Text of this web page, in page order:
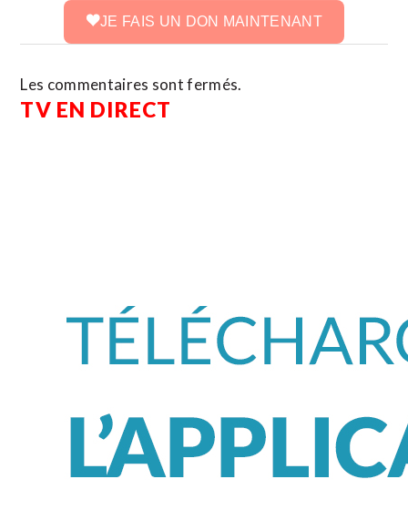
JE FAIS UN DON MAINTENANT
Les commentaires sont fermés.
TV EN DIRECT